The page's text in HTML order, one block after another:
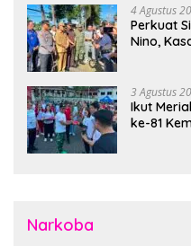
Bencana
4 Agustus
Perkuat
Nino,
3 Agustus
Ikut
ke-81
Narkoba